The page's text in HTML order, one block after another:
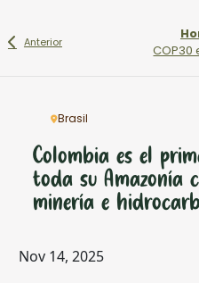
Anterior
COP30
Brasil
Colombia es el
toda su Amazonía
minería e
Nov 14, 2025